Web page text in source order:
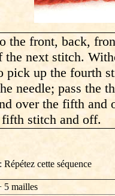
the front, back,
the next stitch.
pick up the fourth
needle; pass the
over the fifth
stitch and off.
cette séquence
5 mailles